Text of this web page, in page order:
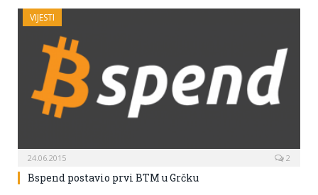
VIJESTI
24.06.2015 2
Bspend postavio prvi BTM u Grčku